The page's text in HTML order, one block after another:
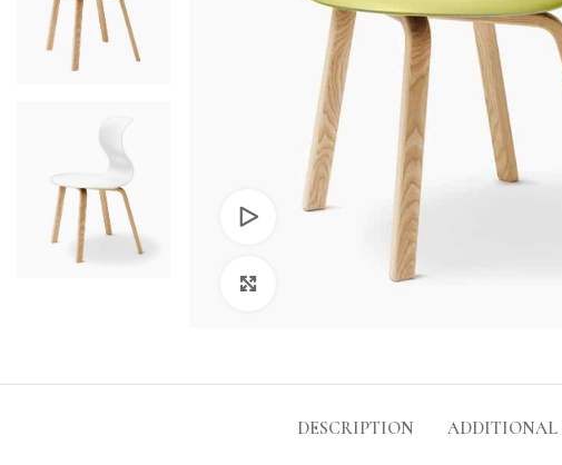
Watch video
DESCRIPTION ADDITIONAL